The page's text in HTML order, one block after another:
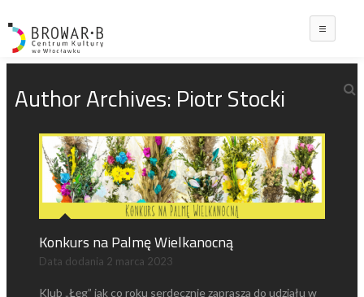
Author Archives: Piotr Stocki
Konkurs na Palmę Wielkanocną
Data dodania 2 marca 2023
Klub „Łęg” jak co roku serdecznie zaprasza do udziału w